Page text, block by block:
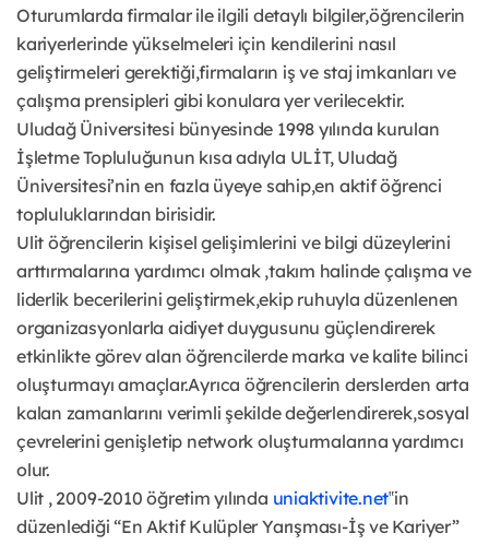
Oturumlarda firmalar ile ilgili detaylı bilgiler,öğrencilerin
kariyerlerinde yükselmeleri için kendilerini nasıl
geliştirmeleri gerektiği,firmaların iş ve staj imkanları ve
çalışma prensipleri gibi konulara yer verilecektir.
Uludağ Üniversitesi bünyesinde 1998 yılında kurulan
İşletme Topluluğunun kısa adıyla ULİT, Uludağ
Üniversitesi’nin en fazla üyeye sahip,en aktif öğrenci
topluluklarından birisidir.
Ulit öğrencilerin kişisel gelişimlerini ve bilgi düzeylerini
arttırmalarına yardımcı olmak ,takım halinde çalışma ve
liderlik becerilerini geliştirmek,ekip ruhuyla düzenlenen
organizasyonlarla aidiyet duygusunu güçlendirerek
etkinlikte görev alan öğrencilerde marka ve kalite bilinci
oluşturmayı amaçlar.Ayrıca öğrencilerin derslerden arta
kalan zamanlarını verimli şekilde değerlendirerek,sosyal
çevrelerini genişletip network oluşturmalarına yardımcı
olur.
Ulit , 2009-2010 öğretim yılında uniaktivite.net‟in
düzenlediği “En Aktif Kulüpler Yarışması-İş ve Kariyer”